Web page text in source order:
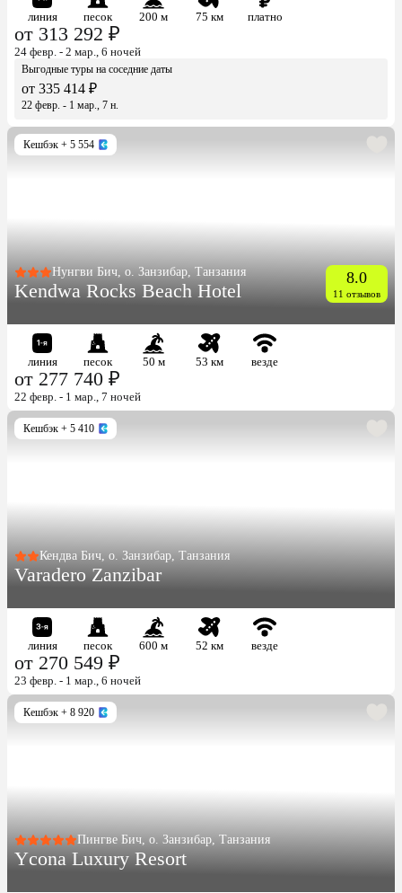
линия песок 200 м 75 км платно
от 313 292 ₽
24 февр. - 2 мар., 6 ночей
Выгодные туры на соседние даты
от 335 414 ₽
22 февр. - 1 мар., 7 н.
Кешбэк + 5 554
Нунгви Бич, о. Занзибар, Танзания
Kendwa Rocks Beach Hotel
8.0
11 отзывов
линия песок 50 м 53 км везде
от 277 740 ₽
22 февр. - 1 мар., 7 ночей
Кешбэк + 5 410
Кендва Бич, о. Занзибар, Танзания
Varadero Zanzibar
линия песок 600 м 52 км везде
от 270 549 ₽
23 февр. - 1 мар., 6 ночей
Кешбэк + 8 920
Пингве Бич, о. Занзибар, Танзания
Ycona Luxury Resort